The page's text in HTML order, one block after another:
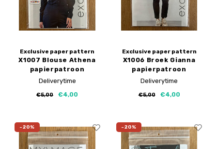
Exclusive paper pattern
X1007 Blouse Athena
papierpatroon
Deliverytime
€5,00 €4,00
Exclusive paper pattern
X1006 Broek Gianna
papierpatroon
Deliverytime
€5,00 €4,00
-20% -20%